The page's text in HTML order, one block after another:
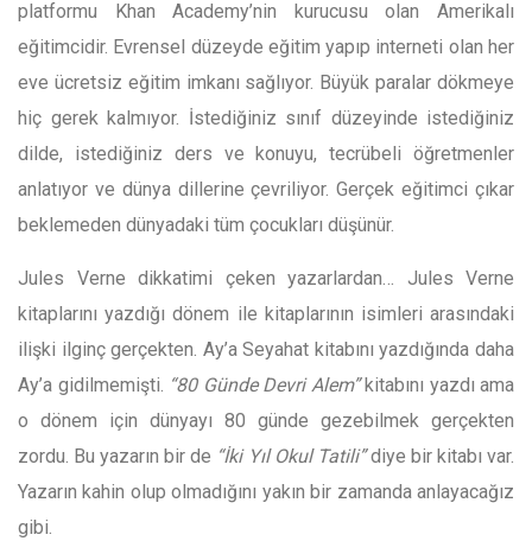
platformu Khan Academy’nin kurucusu olan Amerikalı
eğitimcidir. Evrensel düzeyde eğitim yapıp interneti olan her
eve ücretsiz eğitim imkanı sağlıyor. Büyük paralar dökmeye
hiç gerek kalmıyor. İstediğiniz sınıf düzeyinde istediğiniz
dilde, istediğiniz ders ve konuyu, tecrübeli öğretmenler
anlatıyor ve dünya dillerine çevriliyor. Gerçek eğitimci çıkar
beklemeden dünyadaki tüm çocukları düşünür.
Jules Verne dikkatimi çeken yazarlardan… Jules Verne
kitaplarını yazdığı dönem ile kitaplarının isimleri arasındaki
ilişki ilginç gerçekten. Ay’a Seyahat kitabını yazdığında daha
Ay’a gidilmemişti. “80 Günde Devri Alem”kitabını yazdı ama
o dönem için dünyayı 80 günde gezebilmek gerçekten
zordu. Bu yazarın bir de “İki Yıl Okul Tatili”diye bir kitabı var.
Yazarın kahin olup olmadığını yakın bir zamanda anlayacağız
gibi.